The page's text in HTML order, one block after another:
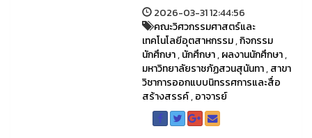
2026-03-31 12:44:56
คณะวิศวกรรมศาสตร์และ
เทคโนโลยีอุตสาหกรรม,กิจกรรม
นักศึกษา,นักศึกษา,ผลงานนักศึกษา,
มหาวิทยาลัยราชภัฏสวนสุนันทา,สาขา
วิชาการออกแบบนิทรรศการและสื่อ
สร้างสรรค์,อาจารย์